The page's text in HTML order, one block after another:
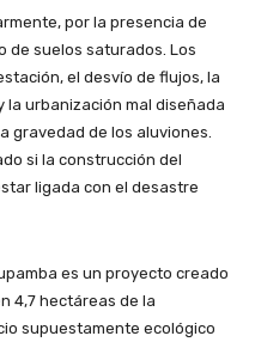
por la presencia de
de suelos saturados. Los
el desvío de flujos, la
la urbanización mal diseñada
gravedad de los aluviones.
si la construcción del
ligada con el desastre
es un proyecto creado
4,7 hectáreas de la
supuestamente ecológico